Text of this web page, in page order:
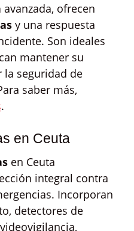
ofrecen
y una respuesta
Son ideales
mantener su
la seguridad de
saber más,
.
en Ceuta
en Ceuta
integral contra
Incorporan
detectores de